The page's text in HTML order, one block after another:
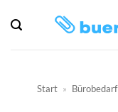
Inhalt
springen
Start » Bürobedarf